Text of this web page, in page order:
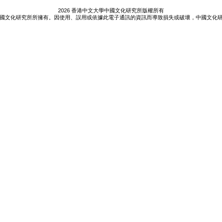
2026 香港中文大學中國文化研究所版權所有
文化研究所所擁有。因使用、誤用或依據此電子通訊的資訊而導致損失或破壞，中國文化研